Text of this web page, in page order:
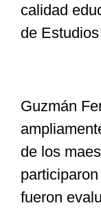
calidad
de
Guzmán
de los
fueron